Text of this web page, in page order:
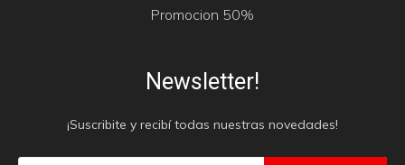
Promocion 50%
Newsletter!
¡Suscribite y recibí todas nuestras novedades!